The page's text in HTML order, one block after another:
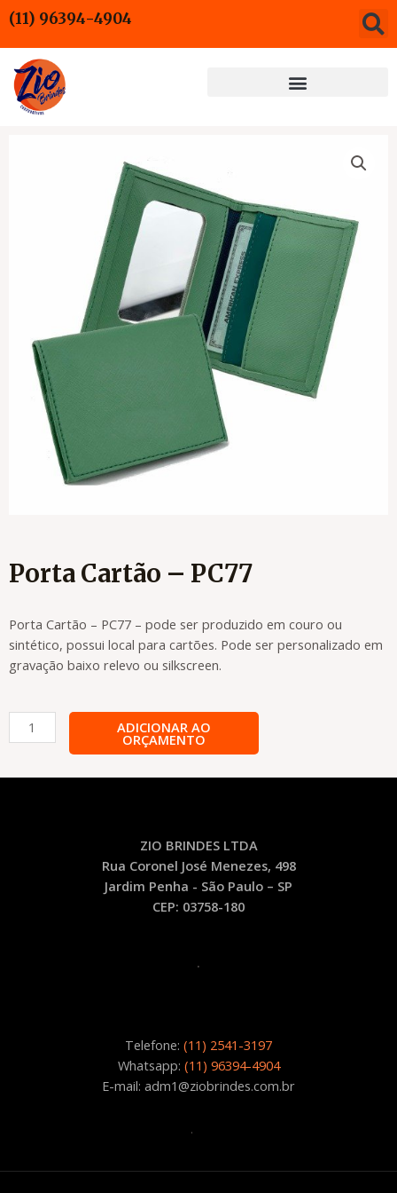
para
o
conteúdo
(11) 96394-4904
Porta Cartão – PC77
Porta Cartão – PC77 – pode ser produzido em couro ou
sintético, possui local para cartões. Pode ser personalizado em
gravação baixo relevo ou silkscreen.
Porta
Cartão
PC77
ADICIONAR AO
ORÇAMENTO
ZIO BRINDES LTDA
Rua Coronel José Menezes, 498
Jardim Penha - São Paulo – SP
CEP: 03758-180
.
Telefone: (11) 2541-3197
Whatsapp: (11) 96394-4904
E-mail: adm1@ziobrindes.com.br
.